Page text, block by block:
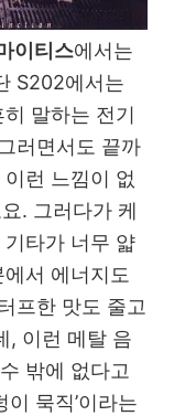
이티스에서는
S202에서는
말하는 전기
러면서도 끝까
런 느낌이 없
. 그러다가 케
타가 너무 얇
서 에너지도
프한 맛도 줄고
, 이런 메탈 음
밖에 없다고
묵직’이라는